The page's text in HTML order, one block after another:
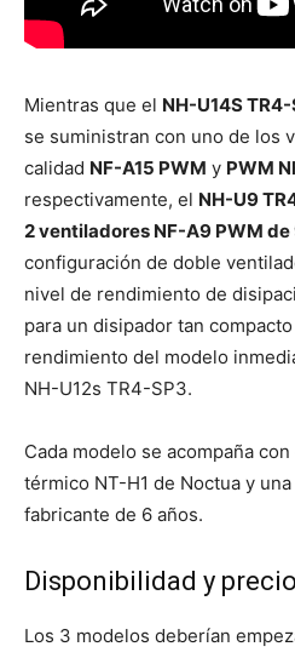
Mientras que el NH-U14S
se suministran con uno de los
calidad NF-A15 PWM y PWM
respectivamente, el NH-U9
2 ventiladores NF-A9 PWM de
configuración de doble
nivel de rendimiento de
para un disipador tan
rendimiento del modelo
NH-U12s TR4-SP3.
Cada modelo se acompaña
térmico NT-H1 de Noctua y
fabricante de 6 años.
Disponibilidad y
Los 3 modelos deberían